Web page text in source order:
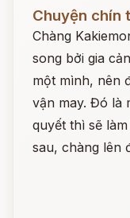
Chuyện chín
Chàng
song bởi gia
một mình, nên
vận may. Đó là
quyết thì sẽ
sau, chàng lên